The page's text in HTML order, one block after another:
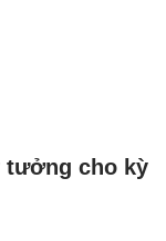
tưởng cho kỳ